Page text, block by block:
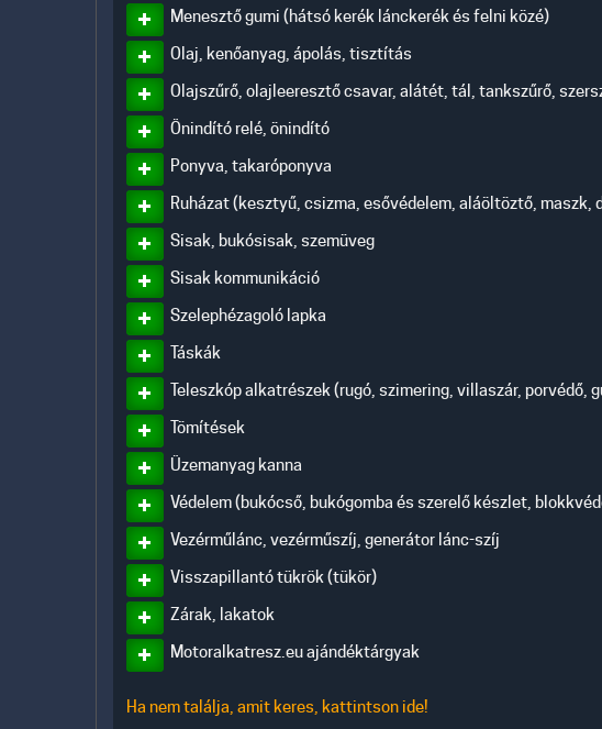
Menesztő gumi (hátsó kerék lánckerék és felni közé)
Olaj, kenőanyag, ápolás, tisztítás
Olajszűrő, olajleeresztő csavar, alátét, tál, tankszűrő,
Önindító relé, önindító
Ponyva, takaróponyva
Ruházat (kesztyű, csizma, esővédelem, aláöltöztő, maszk,
Sisak, bukósisak, szemüveg
Sisak kommunikáció
Szelephézagoló lapka
Táskák
Teleszkóp alkatrészek (rugó, szimering, villaszár, porvédő,
Tömítések
Üzemanyag kanna
Védelem (bukócső, bukógomba és szerelő készlet,
Vezérműlánc, vezérműszíj, generátor lánc-szíj
Visszapillantó tükrök (tükör)
Zárak, lakatok
Motoralkatresz.eu ajándéktárgyak
Ha nem találja, amit keres, kattintson ide!